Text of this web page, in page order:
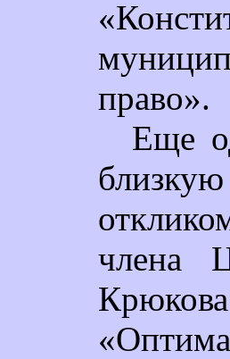
право».
Еще
члена
Крюкова